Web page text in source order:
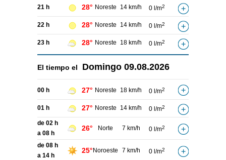
21 h 28° Noreste 14 km/h 0 l/m2
22 h 28° Noreste 14 km/h 0 l/m2
23 h 28° Noreste 18 km/h 0 l/m2
El tiempo el Domingo 09.08.2026
00 h 27° Noreste 18 km/h 0 l/m2
01 h 27° Noreste 14 km/h 0 l/m2
de 02 h
a 08 h
26° Norte 7 km/h 0 l/m2
de 08 h
a 14 h
25° Noroeste 7 km/h 0 l/m2